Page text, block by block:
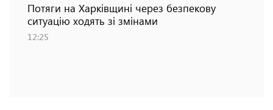
Потяги на Харківщині через безпекову
ситуацію ходять зі змінами
12:25